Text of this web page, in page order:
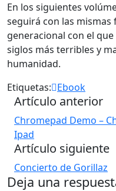
En los siguientes
seguirá con las
generacional con el
siglos más terribles y
humanidad.
Etiquetas: Ebook
Artículo anterior
Chromepad Demo –
Ipad
Artículo siguiente
Concierto de Gorillaz
Deja una